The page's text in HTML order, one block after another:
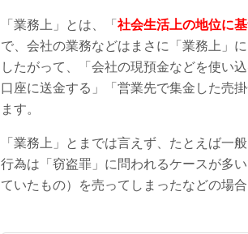
「業務上」とは、「 社会生活上の地位に
で、会社の業務などはまさに「業務上」に
したがって、「会社の現預金などを使い
口座に送金する」「営業先で集金した売
ます。
「業務上」とまでは言えず、たとえば一
行為は「窃盗罪」に問われるケースが多
ていたもの）を売ってしまったなどの場